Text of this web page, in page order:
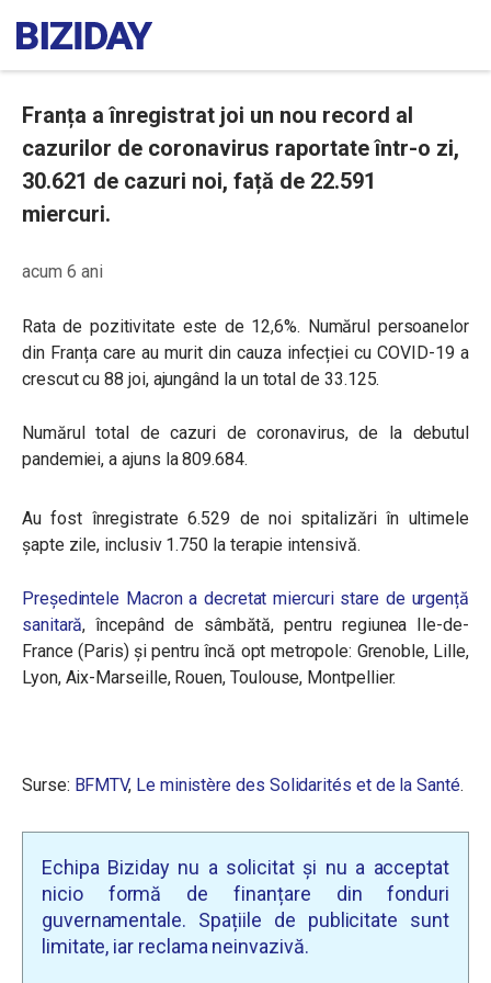
Franța a înregistrat joi un nou record al
cazurilor de coronavirus raportate într-o zi,
30.621 de cazuri noi, față de 22.591
miercuri.
acum 6 ani
Rata de pozitivitate este de 12,6%. Numărul persoanelor
din Franța care au murit din cauza infecției cu COVID-19 a
crescut cu 88 joi, ajungând la un total de 33.125.
Numărul total de cazuri de coronavirus, de la debutul
pandemiei, a ajuns la 809.684.
Au fost înregistrate 6.529 de noi spitalizări în ultimele
șapte zile, inclusiv 1.750 la terapie intensivă.
Președintele Macron a decretat miercuri stare de urgență
sanitară, începând de sâmbătă, pentru regiunea Ile-de-
France (Paris) și pentru încă opt metropole: Grenoble, Lille,
Lyon, Aix-Marseille, Rouen, Toulouse, Montpellier.
Surse: BFMTV, Le ministère des Solidarités et de la Santé.
Echipa Biziday nu a solicitat și nu a acceptat
nicio formă de finanțare din fonduri
guvernamentale. Spațiile de publicitate sunt
limitate, iar reclama neinvazivă.